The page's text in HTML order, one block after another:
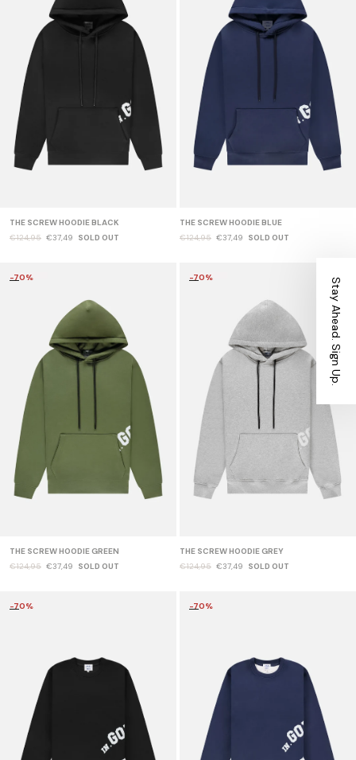
THE SCREW HOODIE BLACK
€124,95 €37,49 SOLD OUT
THE SCREW HOODIE BLUE
€124,95 €37,49 SOLD OUT
-70%
THE SCREW HOODIE GREEN
€124,95 €37,49 SOLD OUT
-70%
THE SCREW HOODIE GREY
€124,95 €37,49 SOLD OUT
-70% -70%
Stay Ahead. Sign Up.